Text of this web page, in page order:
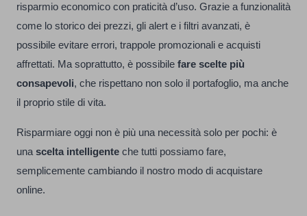
risparmio economico con praticità d’uso. Grazie a funzionalità
come lo storico dei prezzi, gli alert e i filtri avanzati, è
possibile evitare errori, trappole promozionali e acquisti
affrettati. Ma soprattutto, è possibile fare scelte più
consapevoli, che rispettano non solo il portafoglio, ma anche
il proprio stile di vita.
Risparmiare oggi non è più una necessità solo per pochi: è
una scelta intelligente che tutti possiamo fare,
semplicemente cambiando il nostro modo di acquistare
online.